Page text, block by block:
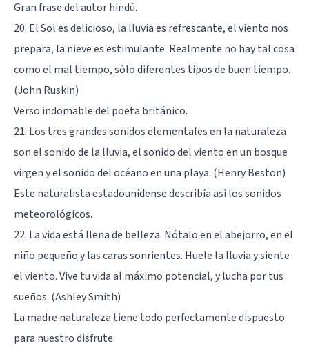
Gran frase del autor hindú.
20. El Sol es delicioso, la lluvia es refrescante, el viento nos
prepara, la nieve es estimulante. Realmente no hay tal cosa
como el mal tiempo, sólo diferentes tipos de buen tiempo.
(John Ruskin)
Verso indomable del poeta británico.
21. Los tres grandes sonidos elementales en la naturaleza
son el sonido de la lluvia, el sonido del viento en un bosque
virgen y el sonido del océano en una playa. (Henry Beston)
Este naturalista estadounidense describía así los sonidos
meteorológicos.
22. La vida está llena de belleza. Nótalo en el abejorro, en el
niño pequeño y las caras sonrientes. Huele la lluvia y siente
el viento. Vive tu vida al máximo potencial, y lucha por tus
sueños. (Ashley Smith)
La madre naturaleza tiene todo perfectamente dispuesto
para nuestro disfrute.